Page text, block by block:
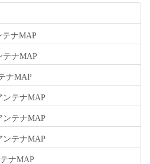
テナMAP
ナMAP
ナMAP
テナMAP
テナMAP
テナMAP
ナMAP